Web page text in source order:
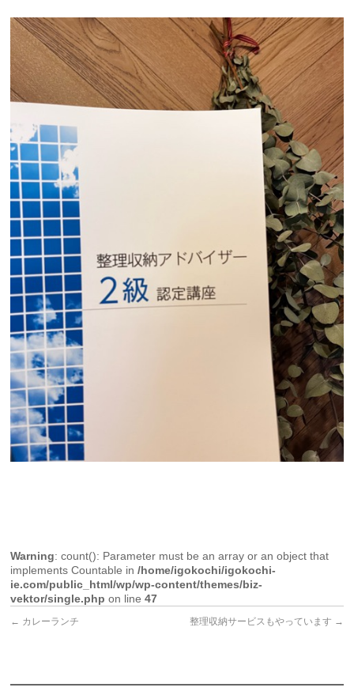
Warning: count(): Parameter must be an array or an object that
implements Countable in/home/igokochi/igokochi-
ie.com/public_html/wp/wp-content/themes/biz-
vektor/single.php on line47
← カレーランチ 整理収納サービスもやっています →